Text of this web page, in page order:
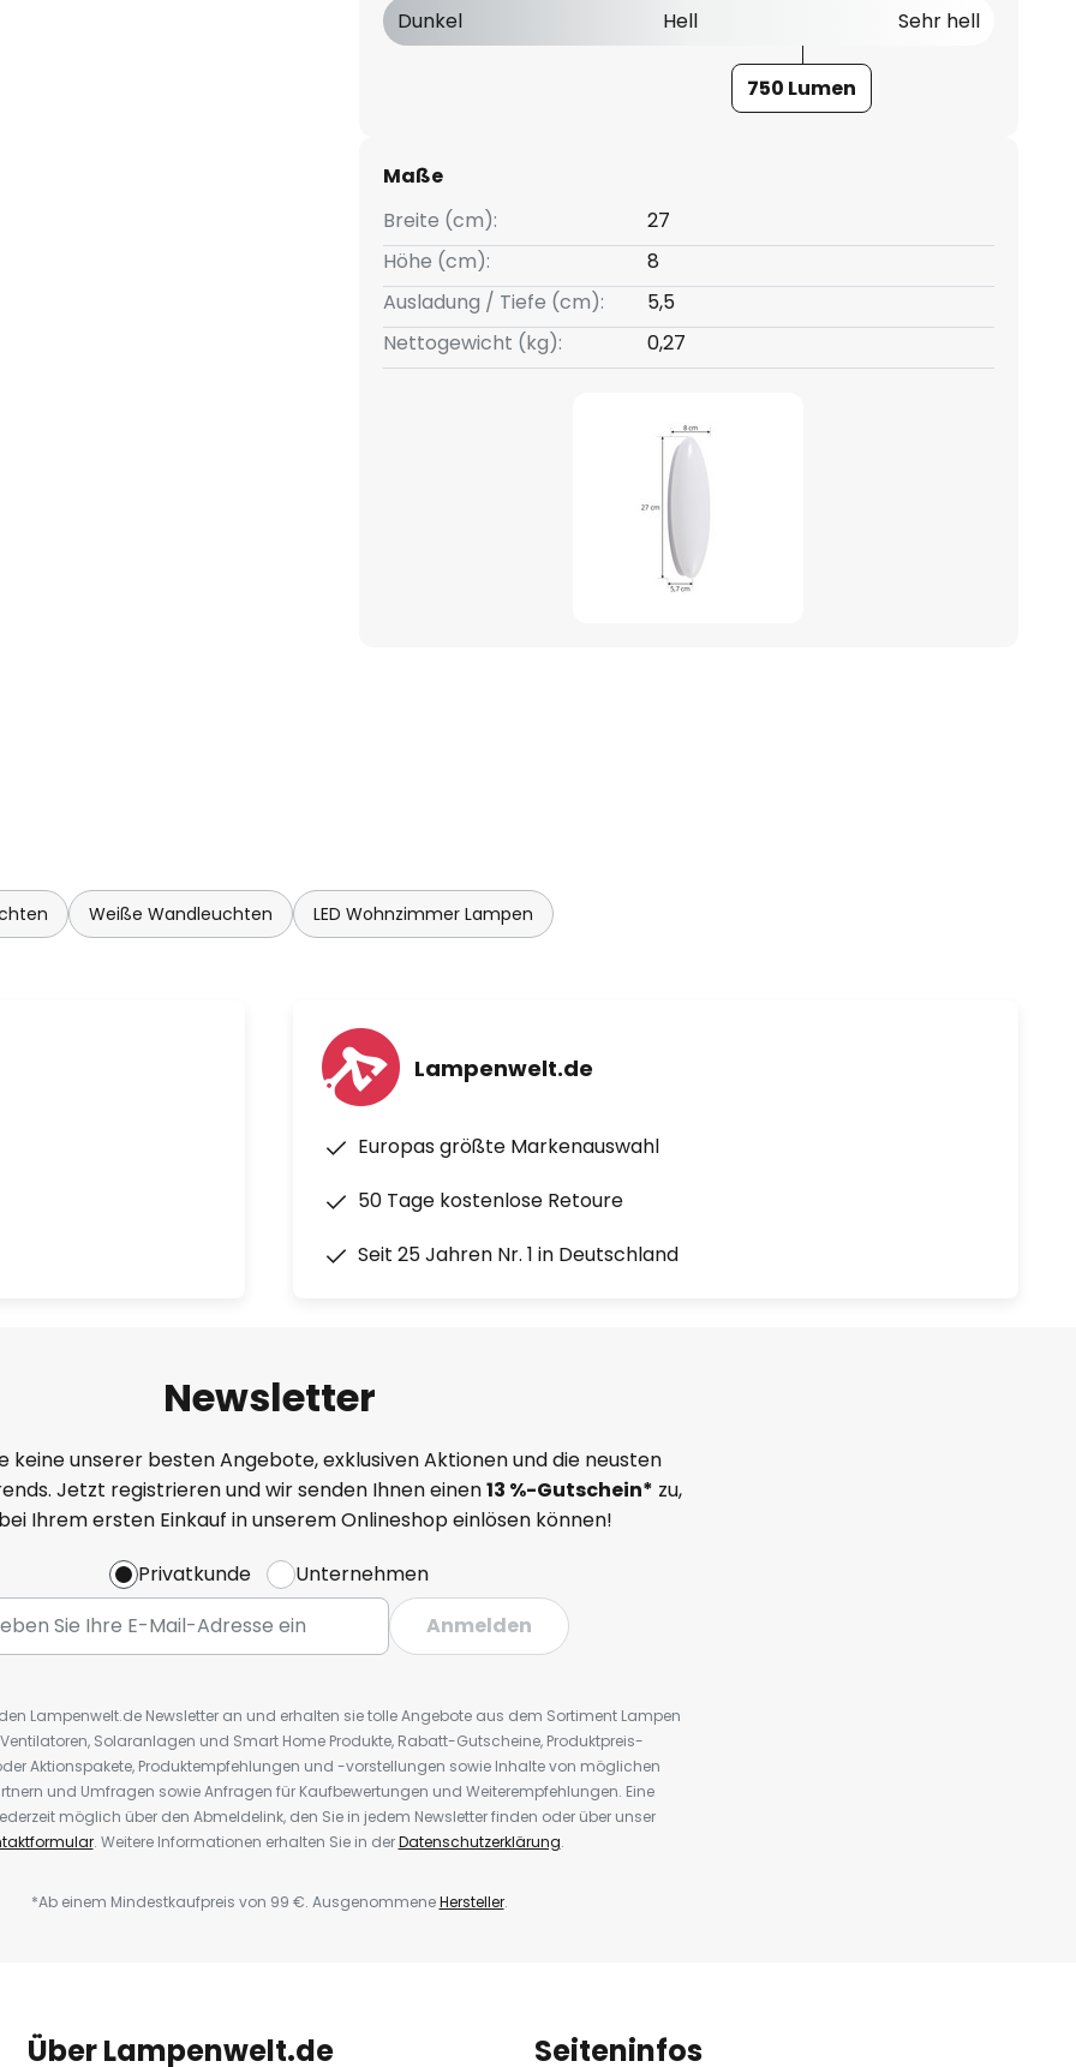
Dunkel
Hell Sehr hell
750 Lumen
Maße
Breite (cm):
27
Höhe (cm):
8
Ausladung / Tiefe (cm):
5,5
Nettogewicht (kg):
0,27
Weiße Wandleuchten LED Wohnzimmer Lampen
Lampenwelt.de
Europas größte Markenauswahl
50 Tage kostenlose Retoure
Seit 25 Jahren Nr. 1 in Deutschland
Newsletter
keine unserer besten Angebote, exklusiven Aktionen und die neusten
Jetzt registrieren und wir senden Ihnen einen13 %-Gutschein* zu,
Ihrem ersten Einkauf in unserem Onlineshop einlösen können!
Privatkunde
Unternehmen
Anmelden
Lampenwelt.de Newsletter an und erhalten sie tolle Angebote aus dem Sortiment Lampen
Solaranlagen und Smart Home Produkte, Rabatt-Gutscheine, Produktpreis-
Aktionspakete, Produktempfehlungen und -vorstellungen sowie Inhalte von möglichen
und Umfragen sowie Anfragen für Kaufbewertungen und Weiterempfehlungen. Eine
möglich über den Abmeldelink, den Sie in jedem Newsletter finden oder über unser
. Weitere Informationen erhalten Sie in derDatenschutzerklärung.
*Ab einem Mindestkaufpreis von 99 €. AusgenommeneHersteller.
Über Lampenwelt.de Seiteninfos